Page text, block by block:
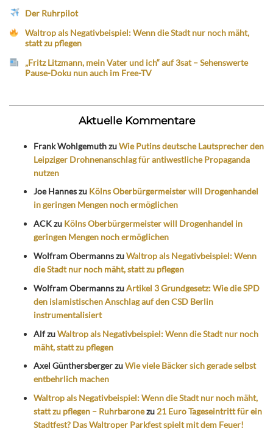
Der Ruhrpilot
Waltrop als Negativbeispiel: Wenn die Stadt nur noch mäht,
statt zu pflegen
„Fritz Litzmann, mein Vater und ich“ auf 3sat – Sehenswerte
Pause-Doku nun auch im Free-TV
Aktuelle Kommentare
Frank WohlgemuthzuWie Putins deutsche Lautsprecher den
Leipziger Drohnenanschlag für antiwestliche Propaganda
nutzen
Joe Hanneszu Kölns Oberbürgermeister will Drogenhandel
in geringen Mengen noch ermöglichen
ACKzu Kölns Oberbürgermeister will Drogenhandel in
geringen Mengen noch ermöglichen
Wolfram ObermannszuWaltrop als Negativbeispiel: Wenn
die Stadt nur noch mäht, statt zu pflegen
Wolfram ObermannszuArtikel 3 Grundgesetz: Wie die SPD
den islamistischen Anschlag auf den CSD Berlin
instrumentalisiert
AlfzuWaltrop als Negativbeispiel: Wenn die Stadt nur noch
mäht, statt zu pflegen
Axel GünthersbergerzuWie viele Bäcker sich gerade selbst
entbehrlich machen
Waltrop als Negativbeispiel: Wenn die Stadt nur noch mäht,
statt zu pflegen – Ruhrbaronezu 21 Euro Tageseintritt für ein
Stadtfest? Das Waltroper Parkfest spielt mit dem Feuer!